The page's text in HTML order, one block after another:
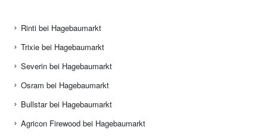
Rinti bei Hagebaumarkt
Trixie bei Hagebaumarkt
Severin bei Hagebaumarkt
Osram bei Hagebaumarkt
Bullstar bei Hagebaumarkt
Agricon Firewood bei Hagebaumarkt